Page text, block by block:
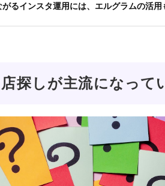
るインスタ運用には、エルグラムの活用
探しが主流になって